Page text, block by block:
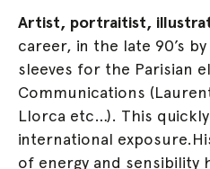
Artist, portraitist,
career, in the late 90’s
sleeves for the Parisian
Communications
Llorca etc…). This quickly
international
of energy and sensibility